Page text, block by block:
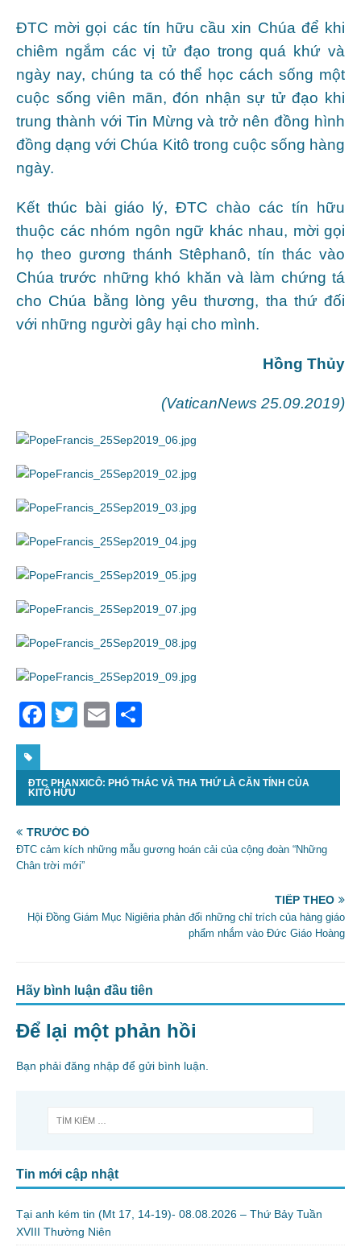
ĐTC mời gọi các tín hữu cầu xin Chúa để khi
chiêm ngắm các vị tử đạo trong quá khứ và
ngày nay, chúng ta có thể học cách sống một
cuộc sống viên mãn, đón nhận sự tử đạo khi
trung thành với Tin Mừng và trở nên đồng hình
đồng dạng với Chúa Kitô trong cuộc sống hàng
ngày.
Kết thúc bài giáo lý, ĐTC chào các tín hữu
thuộc các nhóm ngôn ngữ khác nhau, mời gọi
họ theo gương thánh Stêphanô, tín thác vào
Chúa trước những khó khăn và làm chứng tá
cho Chúa bằng lòng yêu thương, tha thứ đối
với những người gây hại cho mình.
Hồng Thủy
(VaticanNews 25.09.2019)
F
c
e
o
o
T
itt
er
E
ai
l
ar
e
ĐTC PHANXICÔ: PHÓ THÁC VÀ THA THỨ LÀ CĂN TÍNH CỦA
KITÔ HỮU
TRƯỚC ĐÓ
ĐTC cảm kích những mẫu gương hoán cải của cộng đoàn “Những
Chân trời mới”
TIẾP THEO
Hội Đồng Giám Mục Nigiêria phản đối những chỉ trích của hàng giáo
phẩm nhắm vào Đức Giáo Hoàng
Hãy bình luận đầu tiên
Để lại một phản hồi
Bạn phải đăng nhập để gửi bình luận.
Tin mới cập nhật
Tại anh kém tin (Mt 17, 14-19)- 08.08.2026 – Thứ Bảy Tuần
XVIII Thường Niên